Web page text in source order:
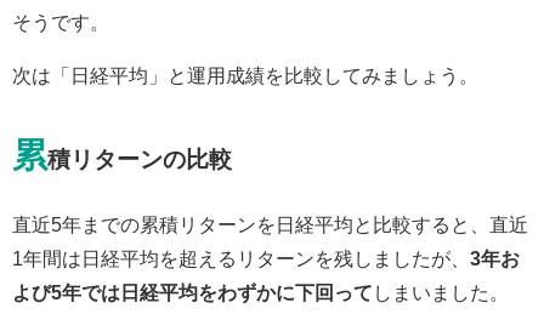
そうです。
次は「日経平均」と運用成績を比較してみましょう。
累積リターンの比較
直近5年までの累積リターンを日経平均と比較すると、直近
1年間は日経平均を超えるリターンを残しましたが、 3年お
よび5年では日経平均をわずかに下回って しまいました。